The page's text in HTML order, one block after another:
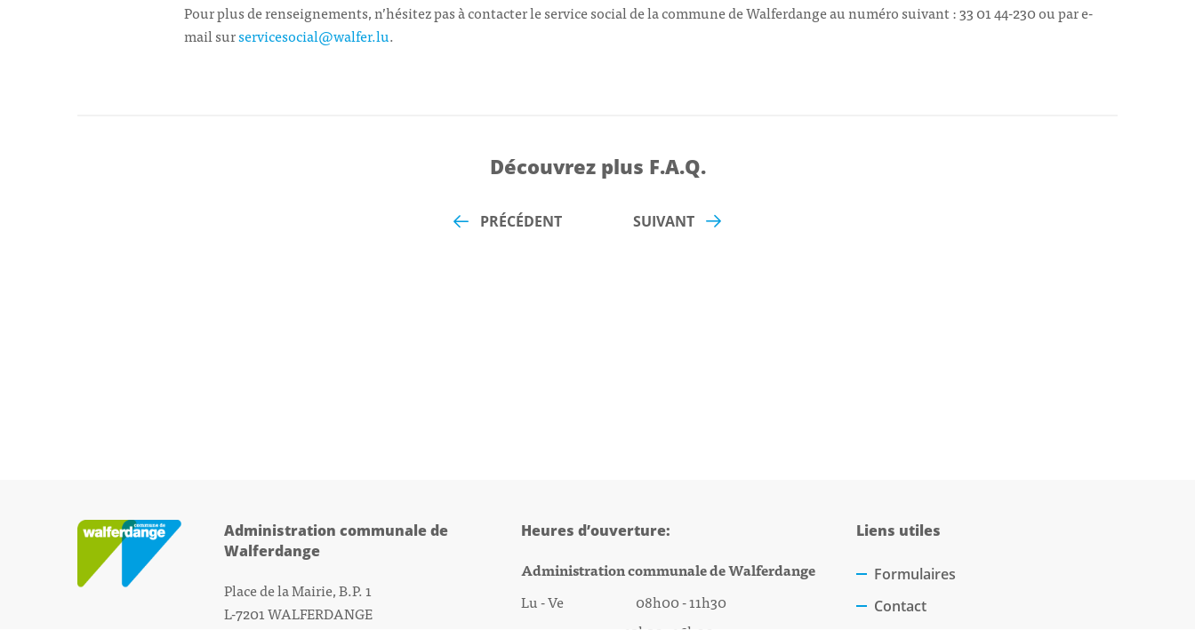
Pour plus de renseignements, n’hésitez pas à contacter le service social de la commune de Walferdange au numéro suivant : 33 01 44-230 ou par e-
mail surservicesocial@walfer.lu.
Découvrez plus F.A.Q.
PRÉCÉDENT SUIVANT
Administration communale de
Walferdange
Place de la Mairie, B.P. 1
L-7201 WALFERDANGE
Heures d’ouverture:
Administration communale de Walferdange
Lu - Ve 08h00 - 11h30
Liens utiles
Formulaires
Contact